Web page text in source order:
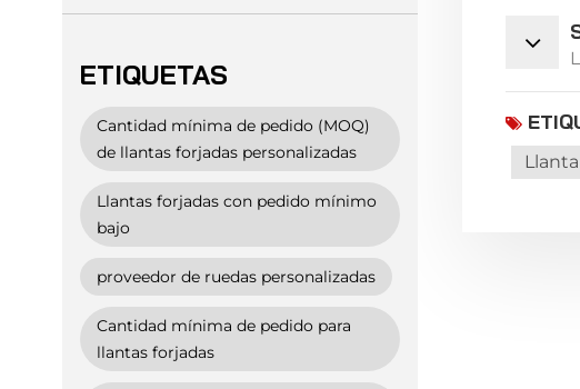
ETIQUETAS
Cantidad mínima de pedido (MOQ)
de llantas forjadas personalizadas
Llantas forjadas con pedido mínimo
bajo
proveedor de ruedas personalizadas
Cantidad mínima de pedido para
llantas forjadas